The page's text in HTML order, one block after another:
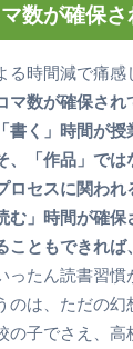
数が確保
る時間減で痛感
マ数が確保され
「書く」時間が
、「作品」で
ロセスに関われ
む」時間が確保
こともできれ
ったん読書習慣
のは、ただの幻
の子でさえ、高